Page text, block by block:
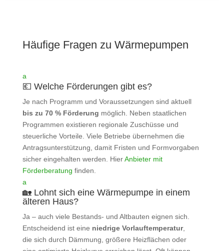
Häufige Fragen zu Wärmepumpen
a
💶 Welche Förderungen gibt es?
Je nach Programm und Voraussetzungen sind aktuell
bis zu 70 % Förderung möglich. Neben staatlichen
Programmen existieren regionale Zuschüsse und
steuerliche Vorteile. Viele Betriebe übernehmen die
Antragsunterstützung, damit Fristen und Formvorgaben
sicher eingehalten werden. HierAnbieter mit
Förderberatung finden.
a
🏡 Lohnt sich eine Wärmepumpe in einem
älteren Haus?
Ja – auch viele Bestands- und Altbauten eignen sich.
Entscheidend ist eine niedrige Vorlauftemperatur,
die sich durch Dämmung, größere Heizflächen oder